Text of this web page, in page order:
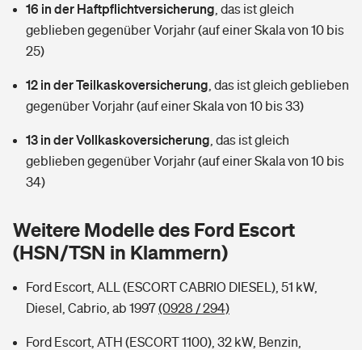
Wer versichert was: Jetzt Versicherer finden
Sie haben Fragen?
Mietkautionsversicherung
Restkreditversicherung
Tools
Hochwasser-Check: Wie gefährdet ist Ihr Haus?
Sie haben Fragen?
Kinderinvalidität
Hundehalter-Haftpflicht
Handyversicherung
Private Cyberversicherung
Zur Übersicht
Tierkrankenversicherung
Zur Übersicht
Tools
Wer versichert was: Jetzt Versicherer finden
Rentenrechner: Wie viel Geld bekomme ich im Alter?
16 in der Haftpflichtversicherung das ist gleich
geblieben gegenüber Vorjahr (auf einer Skala von 10 bis
25)
12 in der Teilkaskoversicherung das ist gleich geblieben
gegenüber Vorjahr (auf einer Skala von 10 bis 33)
13 in der Vollkaskoversicherung das ist gleich
geblieben gegenüber Vorjahr (auf einer Skala von 10 bis
34)
Weitere Modelle des Ford Escort
(HSN/TSN in Klammern)
Ford Escort, ALL (ESCORT CABRIO DIESEL), 51 kW,
Diesel, Cabrio, ab 1997(0928 / 294)
Ford Escort, ATH (ESCORT 1100), 32 kW, Benzin,